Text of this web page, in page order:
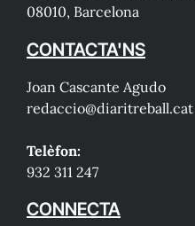
08010, Barcelona
CONTACTA'NS
Joan Cascante Agudo
redaccio@diaritreball.cat
Telèfon:
932 311 247
CONNECTA